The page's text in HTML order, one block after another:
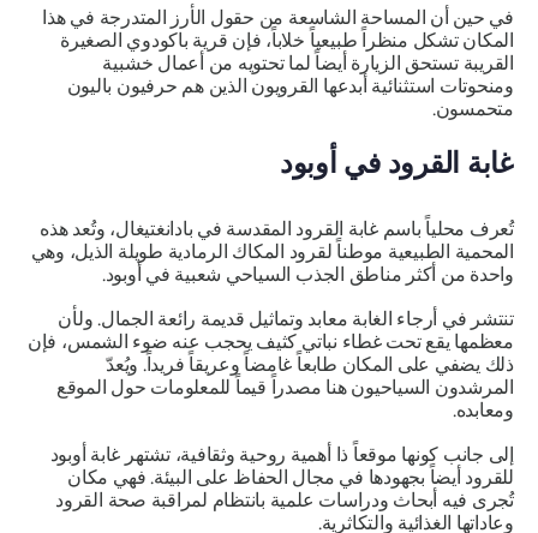
في حين أن المساحة الشاسعة من حقول الأرز المتدرجة في هذا
المكان تشكل منظراً طبيعياً خلاباً، فإن قرية باكودوي الصغيرة
القريبة تستحق الزيارة أيضاً لما تحتويه من أعمال خشبية
ومنحوتات استثنائية أبدعها القرويون الذين هم حرفيون باليون
متحمسون.
غابة القرود في أوبود
تُعرف محلياً باسم غابة القرود المقدسة في بادانغتيغال، وتُعد هذه
المحمية الطبيعية موطناً لقرود المكاك الرمادية طويلة الذيل، وهي
واحدة من أكثر مناطق الجذب السياحي شعبية في أوبود.
تنتشر في أرجاء الغابة معابد وتماثيل قديمة رائعة الجمال. ولأن
معظمها يقع تحت غطاء نباتي كثيف يحجب عنه ضوء الشمس، فإن
ذلك يضفي على المكان طابعاً غامضاً وعريقاً فريداً. ويُعدّ
المرشدون السياحيون هنا مصدراً قيماً للمعلومات حول الموقع
ومعابده.
إلى جانب كونها موقعاً ذا أهمية روحية وثقافية، تشتهر غابة أوبود
للقرود أيضاً بجهودها في مجال الحفاظ على البيئة. فهي مكان
تُجرى فيه أبحاث ودراسات علمية بانتظام لمراقبة صحة القرود
وعاداتها الغذائية والتكاثرية.